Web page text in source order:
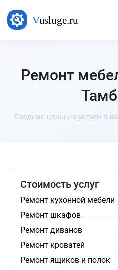
Ремонт
Средние цены на услуги в
Стоимость услуг
Ремонт кухонной мебели
Ремонт шкафов
Ремонт диванов
Ремонт кроватей
Ремонт ящиков и полок